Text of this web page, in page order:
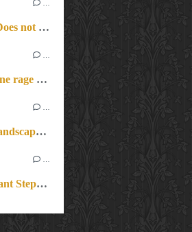
What the Body Does not Remember (Revival). Une reprise en force et en beauté
Tendre colère. Une rage féconde.
A Sentimental Landscape, le cri du corps et des cordes.
My Fierce Ignorant Step. Un pas de dix.